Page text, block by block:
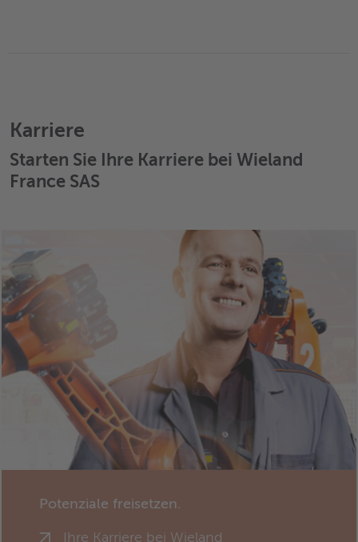
Karriere
Starten Sie Ihre Karriere bei Wieland
France SAS
Potenziale freisetzen.
Ihre Karriere bei Wieland